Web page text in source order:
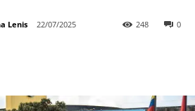
Lenis 22/07/2025 0
248